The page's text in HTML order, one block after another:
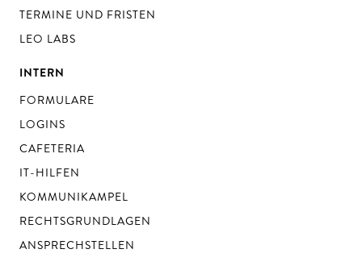
TERMINE UND FRISTEN
LEO LABS
INTERN
FORMULARE
LOGINS
CAFETERIA
IT-HILFEN
KOMMUNIKAMPEL
RECHTSGRUNDLAGEN
ANSPRECHSTELLEN